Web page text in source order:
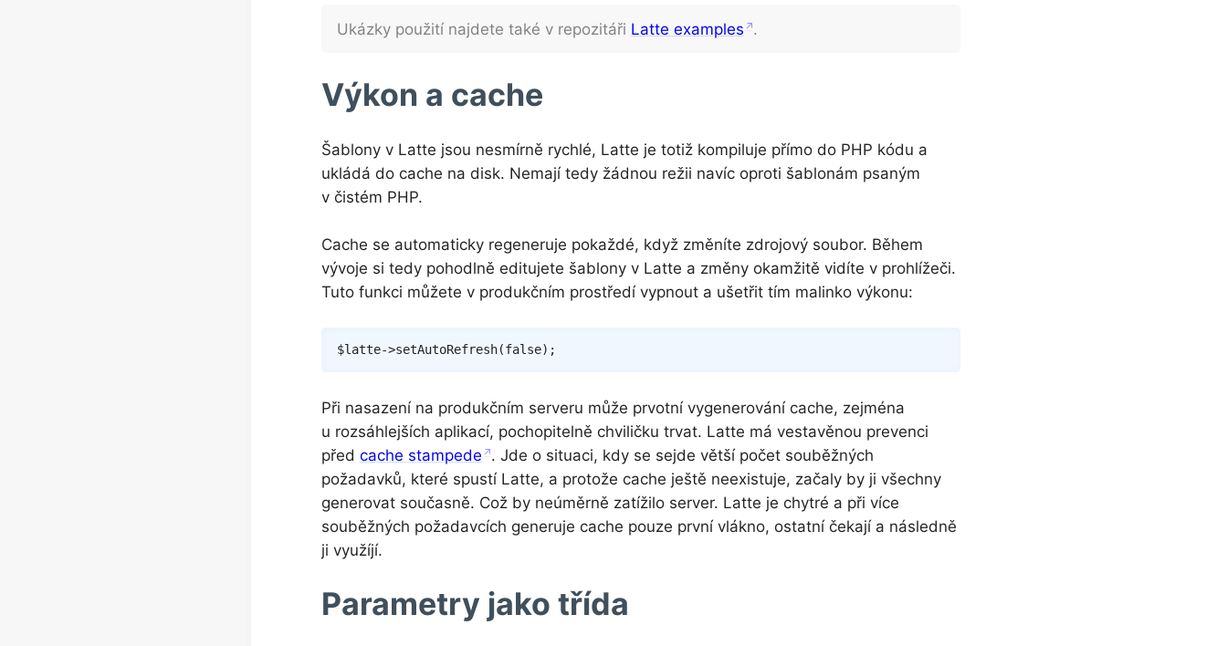
Ukázky použití najdete také v repozitáři Latte examples .
Výkon a cache
Šablony v Latte jsou nesmírně rychlé, Latte je totiž kompiluje přímo do PHP kódu a
ukládá do cache na disk. Nemají tedy žádnou režii navíc oproti šablonám psaným
v čistém PHP.
Cache se automaticky regeneruje pokaždé, když změníte zdrojový soubor. Během
vývoje si tedy pohodlně editujete šablony v Latte a změny okamžitě vidíte v prohlížeči.
Tuto funkci můžete v produkčním prostředí vypnout a ušetřit tím malinko výkonu:
$latte->setAutoRefresh(false) ;
Při nasazení na produkčním serveru může prvotní vygenerování cache, zejména
u rozsáhlejších aplikací, pochopitelně chviličku trvat. Latte má vestavěnou prevenci
před cache stampede . Jde o situaci, kdy se sejde větší počet souběžných
požadavků, které spustí Latte, a protože cache ještě neexistuje, začaly by ji všechny
generovat současně. Což by neúměrně zatížilo server. Latte je chytré a při více
souběžných požadavcích generuje cache pouze první vlákno, ostatní čekají a následně
ji využíjí.
Parametry jako třída